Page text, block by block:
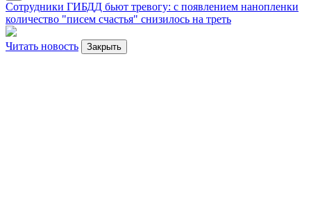
Сотрудники ГИБДД бьют тревогу: с появлением нанопленки
количество "писем счастья" снизилось на треть
Читать новость Закрыть